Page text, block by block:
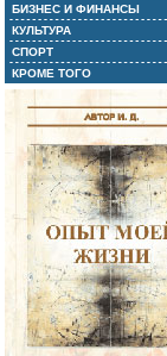
БИЗНЕС И ФИНАНСЫ
КУЛЬТУРА
СПОРТ
КРОМЕ ТОГО